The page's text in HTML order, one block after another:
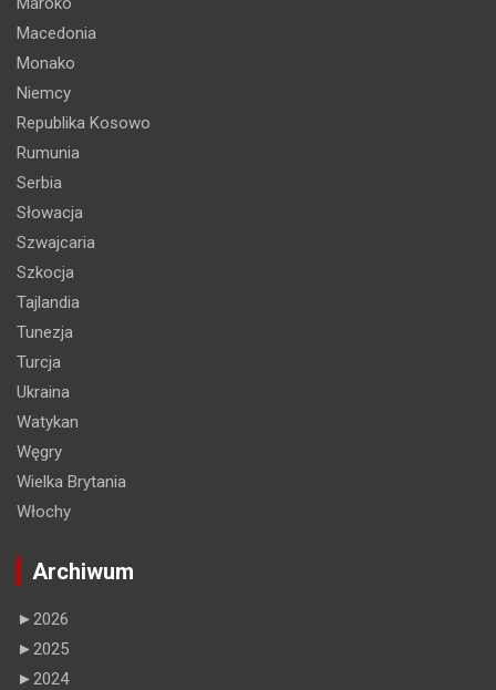
Macedonia
Monako
Niemcy
Republika Kosowo
Rumunia
Serbia
Słowacja
Szwajcaria
Szkocja
Tajlandia
Tunezja
Turcja
Ukraina
Watykan
Węgry
Wielka Brytania
Włochy
Archiwum
►2026
►2025
►2024